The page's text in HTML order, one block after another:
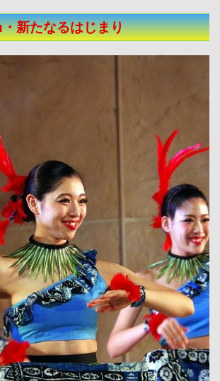
新たなるはじまり